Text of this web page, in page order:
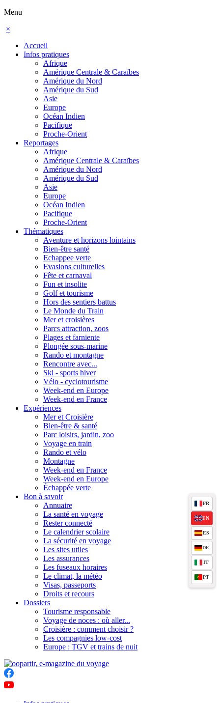
Menu
×
Accueil
Infos pratiques
Afrique
Amérique Centrale & Caraïbes
Amérique du Nord
Amérique du Sud
Asie
Europe
Océan Indien
Pacifique
Proche-Orient
Reportages
Afrique
Amérique Centrale & Caraïbes
Amérique du Nord
Amérique du Sud
Asie
Europe
Océan Indien
Pacifique
Proche-Orient
Thématiques
Aventure et horizons lointains
Bien-être santé
Echappee verte
Evasions culturelles
Fête et carnaval
Fun et insolite
Golf et tourisme
Hors des sentiers battus
Le Monde du Train
Mer et croisières
Parcs attraction, zoos
Plages et farniente
Plongée sous-marine
Rando et montagne
Rencontre avec...
Ski - sports hiver
Vélo - cyclotourisme
Week-end en Europe
Week-end en France
Expériences
Mer et Croisière
Bien-être & santé
Parc loisirs, jardin, zoo
Voyage en train
Rando et vélo
Montagne
Week-end en France
Week-end en Europe
Échappée verte
Bon à savoir
Annuaire
La santé en voyage
Rester connecté
Le calendrier scolaire
La sécurité en voyage
Les sites utiles
Les assurances
Les fuseaux horaires
Le climat, la météo
Visas, passeports
Droits et recours
Dossiers
Tourisme responsable
Voyage de noces : où aller...
Croisière : comment choisir ?
Les compagnies low-cost
Europe : TGV et trains de nuit
FR
EN
ES
DE
IT
PT